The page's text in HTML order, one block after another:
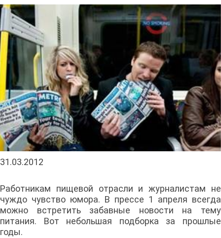
31.03.2012
Работникам пищевой отрасли и журналистам не
чуждо чувство юмора. В прессе 1 апреля всегда
можно встретить забавные новости на тему
питания. Вот небольшая подборка за прошлые
годы.